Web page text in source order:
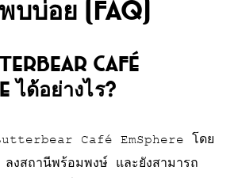
บบ่อย (FAQ)
Café
ได้อย่างไร?
Café EmSphere โดย
งสถานีพร้อมพงษ์ และยังสามารถ